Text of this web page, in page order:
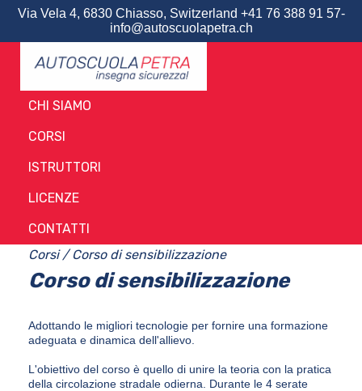
Via Vela 4, 6830 Chiasso, Switzerland­­­­­ +41 76 388 91 57­­­­­
info@autoscuolapetra.ch
CHI SIAMO
CORSI
ISTRUTTORI
LICENZE
CONTATTI
Corsi/Corso di sensibilizzazione
Corso di sensibilizzazione
Adottando le migliori tecnologie per fornire una formazione
adeguata e dinamica dell'allievo.
L'obiettivo del corso è quello di unire la teoria con la pratica
della circolazione stradale odierna. Durante le 4 serate